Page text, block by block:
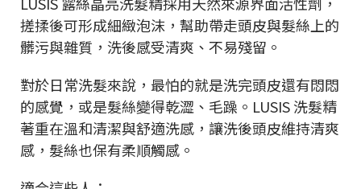
搓揉後可形成細緻泡沫，幫助帶走頭皮與髮絲上的
髒污與雜質，洗後感受清爽、不易殘留。
對於日常洗髮來說，最怕的就是洗完頭皮還有悶悶
的感覺，或是髮絲變得乾澀、毛躁。LUSIS 洗髮精
著重在溫和清潔與舒適洗感，讓洗後頭皮維持清爽
感，髮絲也保有柔順觸感。